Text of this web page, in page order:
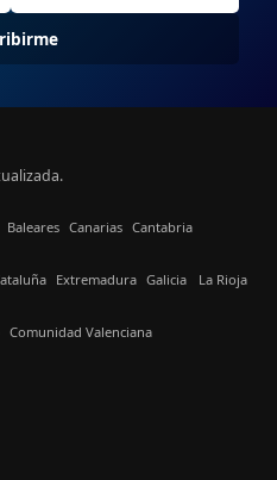
Baleares Canarias Cantabria
Extremadura Galicia La Rioja
Comunidad Valenciana